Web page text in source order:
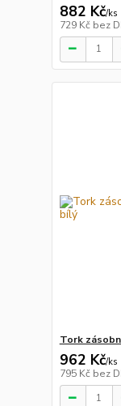
882 Kč/ks
729 Kč bez
Tork
962 Kč/ks
795 Kč bez